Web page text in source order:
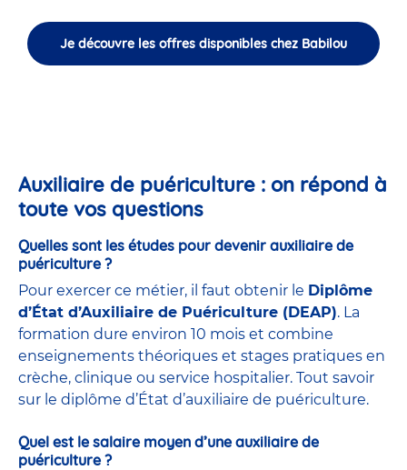
Je découvre les offres disponibles chez Babilou
Auxiliaire de puériculture : on répond à
toute vos questions
Quelles sont les études pour devenir auxiliaire de
puériculture ?
Pour exercer ce métier, il faut obtenir le Diplôme
d’État d’Auxiliaire de Puériculture (DEAP). La
formation dure environ 10 mois et combine
enseignements théoriques et stages pratiques en
crèche, clinique ou service hospitalier. Tout savoir
sur le diplôme d’État d’auxiliaire de puériculture.
Quel est le salaire moyen d’une auxiliaire de
puériculture ?